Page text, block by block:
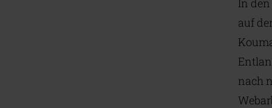
In
auf
nach